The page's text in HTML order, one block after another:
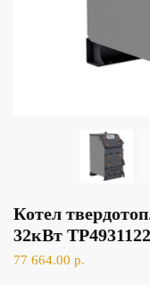
Котел
32кВт
77 664.00 р.